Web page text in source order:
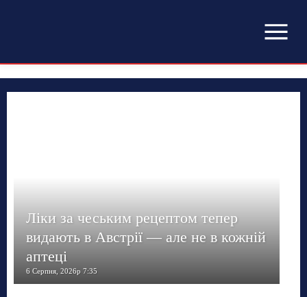
Ліки за чеським рецептом тепер
видають в Австрії — але не в кожній
аптеці
6 Серпня, 2026р 7:35